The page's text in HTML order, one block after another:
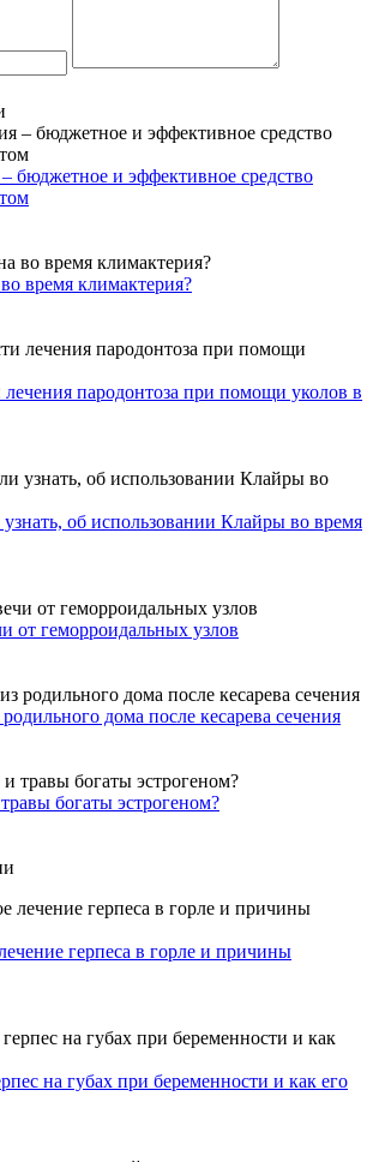
– бюджетное и эффективное средство
время климактерия?
пародонтоза при помощи уколов в
об использовании Клайры во время
от геморроидальных узлов
дома после кесарева сечения
богаты эстрогеном?
герпеса в горле и причины
на губах при беременности и как его